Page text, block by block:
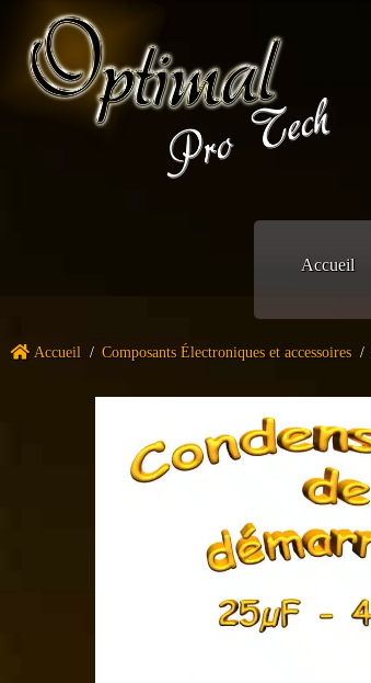
Accueil
Accueil / Composants Électroniques et accessoires /